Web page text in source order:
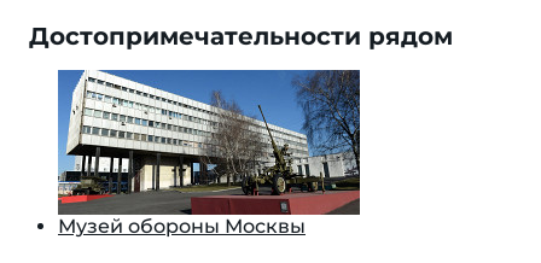
Достопримечательности рядом
Музей обороны Москвы